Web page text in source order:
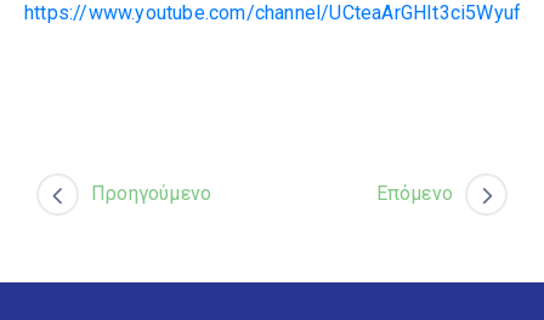
https://www.youtube.com/channel/
Προηγούμενο Επόμενο